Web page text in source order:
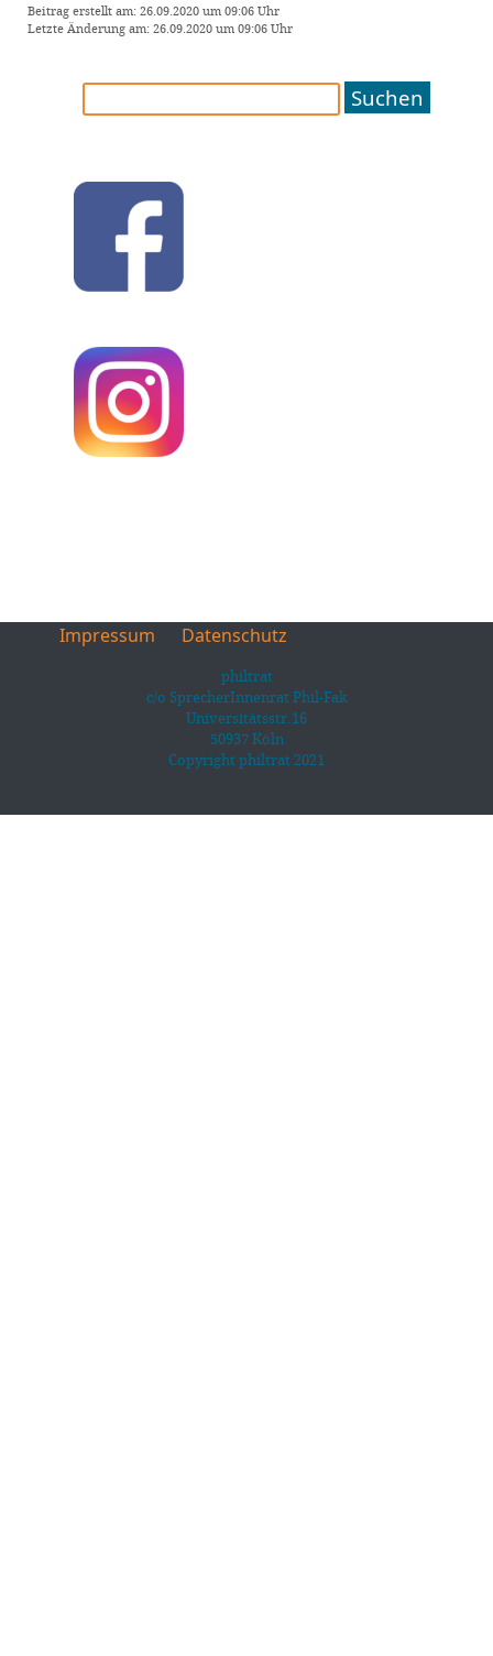
Beitrag erstellt am: 26.09.2020 um 09:06 Uhr
Letzte Änderung am: 26.09.2020 um 09:06 Uhr
Impressum Datenschutz
philtrat
c/o SprecherInnenrat Phil-Fak
Universitätsstr.16
50937 Köln
Copyright philtrat 2021